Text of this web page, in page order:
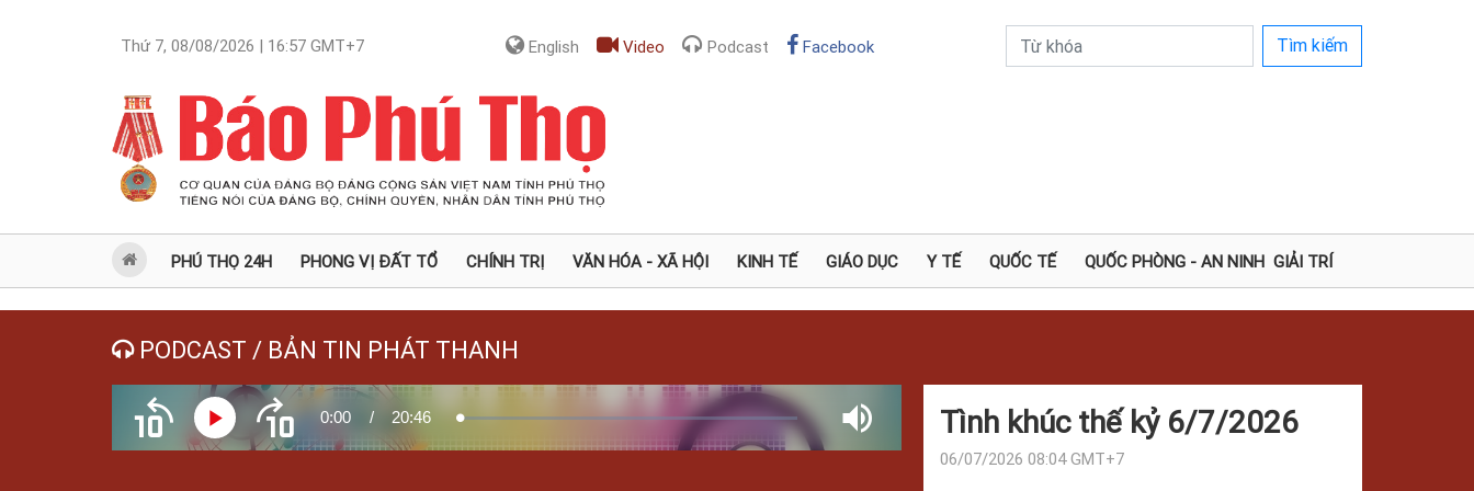
Thứ 7, 08/08/2026 | 16:57 GMT+7 English Video Podcast Facebook Tìm kiếm
PHÚ THỌ 24H PHONG VỊ ĐẤT TỔ CHÍNH TRỊ VĂN HÓA - XÃ HỘI KINH TẾ GIÁO DỤC Y TẾ QUỐC TẾ QUỐC PHÒNG - AN NINH GIẢI TRÍ
PODCAST / BẢN TIN PHÁT THANH
Tua
ngược
Play
Tua
xuôi
10
Current
0:00 / Duration
20:46 Loaded:
Mute Tình khúc thế kỷ 6/7/2026
06/07/2026 08:04 GMT+7